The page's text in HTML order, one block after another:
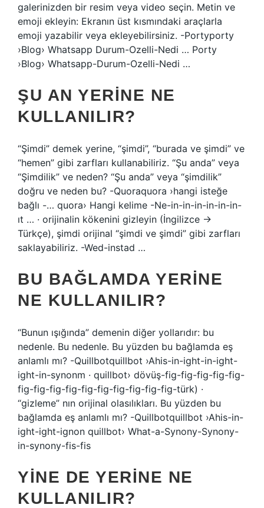
galerinizden bir resim veya video seçin. Metin ve
emoji ekleyin: Ekranın üst kısmındaki araçlarla
emoji yazabilir veya ekleyebilirsiniz. -Portyporty
›Blog› Whatsapp Durum-Ozelli-Nedi … Porty
›Blog› Whatsapp-Durum-Ozelli-Nedi …
ŞU AN YERINE NE
KULLANILIR?
“Şimdi” demek yerine, “şimdi”, “burada ve şimdi” ve
“hemen” gibi zarfları kullanabiliriz. “Şu anda” veya
“Şimdilik” ve neden? “Şu anda” veya “şimdilik”
doğru ve neden bu? -Quoraquora ›hangi isteğe
bağlı -… quora› Hangi kelime -Ne-in-in-in-in-in-in-
ıt … · orijinalin kökenini gizleyin (İngilizce →
Türkçe), şimdi orijinal “şimdi ve şimdi” gibi zarfları
saklayabiliriz. -Wed-instad …
BU BAĞLAMDA YERINE
NE KULLANILIR?
“Bunun ışığında” demenin diğer yollarıdır: bu
nedenle. Bu nedenle. Bu yüzden bu bağlamda eş
anlamlı mı? -Quillbotquillbot ›Ahis-in-ight-in-ight-
ight-in-synonm · quillbot› dövüş-fig-fig-fig-fig-fig-
fig-fig-fig-fig-fig-fig-fig-fig-fig-fig-türk) ·
“gizleme” nın orijinal olasılıkları. Bu yüzden bu
bağlamda eş anlamlı mı? -Quillbotquillbot ›Ahis-in-
ight-ight-ignon quillbot› What-a-Synony-Synony-
in-synony-fis-fis
YINE DE YERINE NE
KULLANILIR?